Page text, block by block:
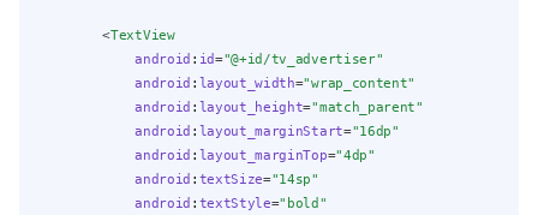
        <
TextView
android : id="@+id/tv_advertiser"
android : layout_width="wrap_content"
android : layout_height="match_parent"
android : layout_marginStart="16dp"
android : layout_marginTop="4dp"
android : textSize="14sp"
android : textStyle="bold"